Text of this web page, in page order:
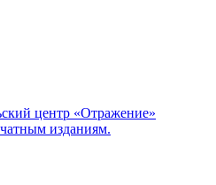
центр «Отражение»
изданиям.